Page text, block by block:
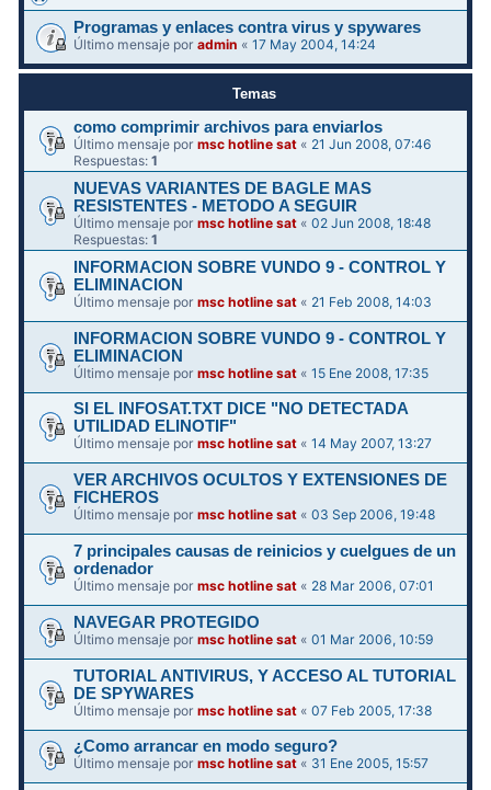
Programas y enlaces contra virus y spywares
Último mensaje poradmin «17 May 2004, 14:24
Temas
como comprimir archivos para enviarlos
Último mensaje pormsc hotline sat « 21 Jun 2008, 07:46
Respuestas:1
NUEVAS VARIANTES DE BAGLE MAS
RESISTENTES - METODO A SEGUIR
Último mensaje pormsc hotline sat «02 Jun 2008, 18:48
Respuestas:1
INFORMACION SOBRE VUNDO 9 - CONTROL Y
ELIMINACION
Último mensaje pormsc hotline sat « 21 Feb 2008, 14:03
INFORMACION SOBRE VUNDO 9 - CONTROL Y
ELIMINACION
Último mensaje pormsc hotline sat «15 Ene 2008, 17:35
SI EL INFOSAT.TXT DICE "NO DETECTADA
UTILIDAD ELINOTIF"
Último mensaje pormsc hotline sat «14 May 2007, 13:27
VER ARCHIVOS OCULTOS Y EXTENSIONES DE
FICHEROS
Último mensaje pormsc hotline sat «03 Sep 2006, 19:48
7 principales causas de reinicios y cuelgues de un
ordenador
Último mensaje pormsc hotline sat « 28 Mar 2006, 07:01
NAVEGAR PROTEGIDO
Último mensaje pormsc hotline sat «01 Mar 2006, 10:59
TUTORIAL ANTIVIRUS, Y ACCESO AL TUTORIAL
DE SPYWARES
Último mensaje pormsc hotline sat «07 Feb 2005, 17:38
¿Como arrancar en modo seguro?
Último mensaje pormsc hotline sat « 31 Ene 2005, 15:57